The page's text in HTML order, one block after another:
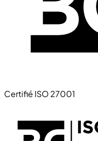
Certifié ISO 27001